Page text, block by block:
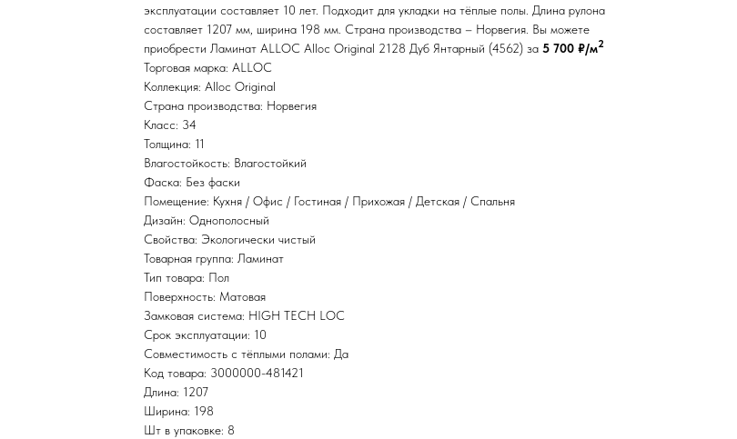
эксплуатации составляет 10 лет. Подходит для укладки на тёплые полы. Длина рулона
составляет 1207 мм, ширина 198 мм. Страна производства – Норвегия. Вы можете
приобрести Ламинат ALLOC Alloc Original 2128 Дуб Янтарный (4562) за 5 700 ₽/м2
Торговая марка: ALLOC
Коллекция: Alloc Original
Страна производства: Норвегия
Класс: 34
Толщина: 11
Влагостойкость: Влагостойкий
Фаска: Без фаски
Помещение: Кухня / Офис / Гостиная / Прихожая / Детская / Спальня
Дизайн: Однополосный
Свойства: Экологически чистый
Товарная группа: Ламинат
Тип товара: Пол
Поверхность: Матовая
Замковая система: HIGH TECH LOC
Срок эксплуатации: 10
Совместимость с тёплыми полами: Да
Код товара: 3000000-481421
Длина: 1207
Ширина: 198
Шт в упаковке: 8